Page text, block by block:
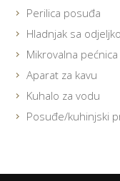
Perilica posuđa
Hladnjak sa
Mikrovalna pećnica
Aparat za kavu
Kuhalo za vodu
Posuđe/kuhinjski